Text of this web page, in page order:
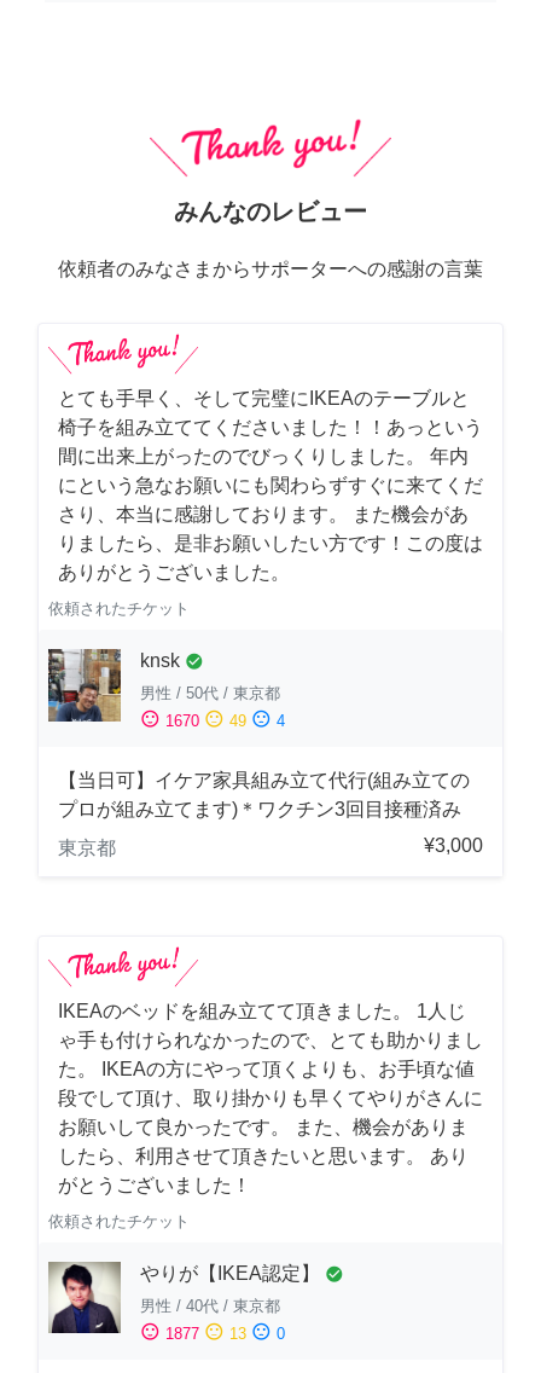
みんなのレビュー
依頼者のみなさまからサポーターへの感謝の言葉
とても手早く、そして完璧にIKEAのテーブルと
椅子を組み立ててくださいました！！あっという
間に出来上がったのでびっくりしました。 年内
にという急なお願いにも関わらずすぐに来てくだ
さり、本当に感謝しております。 また機会があ
りましたら、是非お願いしたい方です！この度は
ありがとうございました。
依頼されたチケット
knsk check_circle
男性 / 50代 / 東京都
sentiment_satisfied 1670 sentiment_neutral 49 sentiment_dissatisfied 4
【当日可】イケア家具組み立て代行(組み立ての
プロが組み立てます)＊ワクチン3回目接種済み
東京都
¥3,000
IKEAのベッドを組み立てて頂きました。 1人じ
ゃ手も付けられなかったので、とても助かりまし
た。 IKEAの方にやって頂くよりも、お手頃な値
段でして頂け、取り掛かりも早くてやりがさんに
お願いして良かったです。 また、機会がありま
したら、利用させて頂きたいと思います。 あり
がとうございました！
依頼されたチケット
やりが【IKEA認定】 check_circle
男性 / 40代 / 東京都
sentiment_satisfied 1877 sentiment_neutral 13 sentiment_dissatisfied 0